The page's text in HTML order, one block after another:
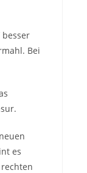
besser
Bei
es